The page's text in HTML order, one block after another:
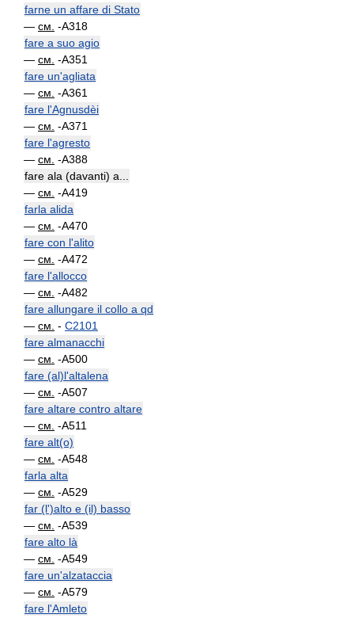
farne un affare di Stato
— см. -A318
fare a suo agio
— см. -A351
fare un'agliata
— см. -A361
fare l'Agnusdèi
— см. -A371
fare l'agresto
— см. -A388
fare ala (davanti) a...
— см. -A419
farla alida
— см. -A470
fare con l'alito
— см. -A472
fare l'allocco
— см. -A482
fare allungare il collo a qd
— см. - C2101
fare almanacchi
— см. -A500
fare (al)l'altalena
— см. -A507
fare altare contro altare
— см. -A511
fare alt(o)
— см. -A548
farla alta
— см. -A529
far (l')alto e (il) basso
— см. -A539
fare alto là
— см. -A549
fare un'alzataccia
— см. -A579
fare l'Amleto